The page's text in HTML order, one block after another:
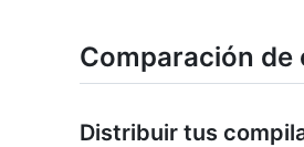
Comparación de
Distribuir tus